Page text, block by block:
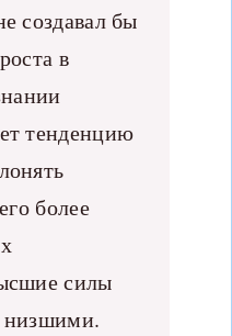
создавал бы
в
тенденцию
более
силы
низшими.